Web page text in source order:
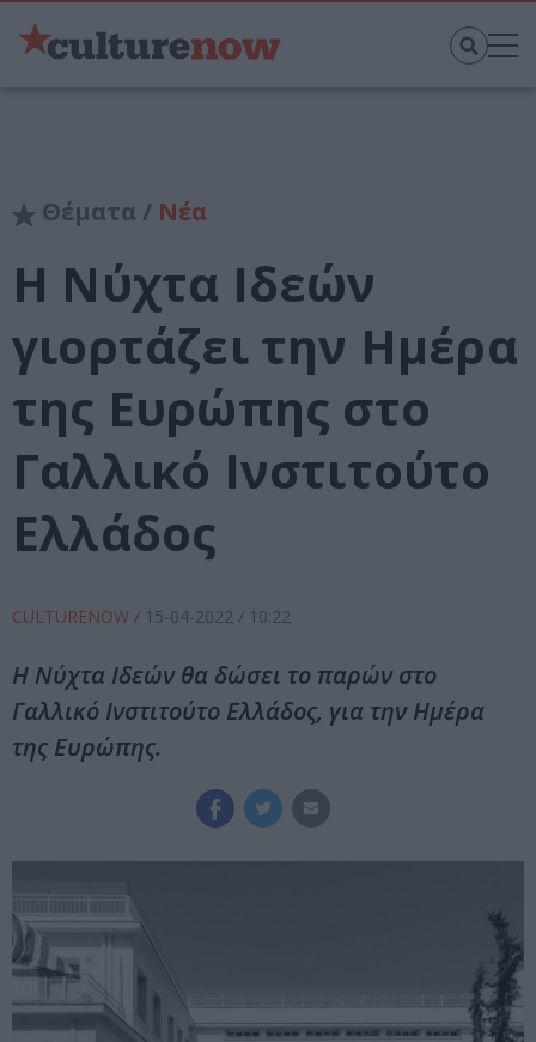
Θέματα / Νέα
Η Νύχτα Ιδεών
γιορτάζει την Ημέρα
της Ευρώπης στο
Γαλλικό Ινστιτούτο
Ελλάδος
CULTURENOW / 15-04-2022 / 10:22
Η Νύχτα Ιδεών θα δώσει το παρών στο
Γαλλικό Ινστιτούτο Ελλάδος, για την Ημέρα
της Ευρώπης.